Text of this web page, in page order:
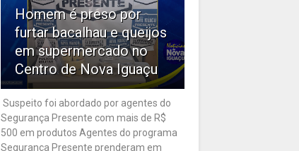
Homem é preso por
furtar bacalhau e queijos
em supermercado no
Centro de Nova Iguaçu
Suspeito foi abordado por agentes do
Segurança Presente com mais de R$
500 em produtos Agentes do programa
Segurança Presente prenderam em